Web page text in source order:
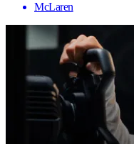
McLaren